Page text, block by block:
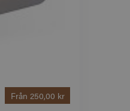
Från 250,00 kr